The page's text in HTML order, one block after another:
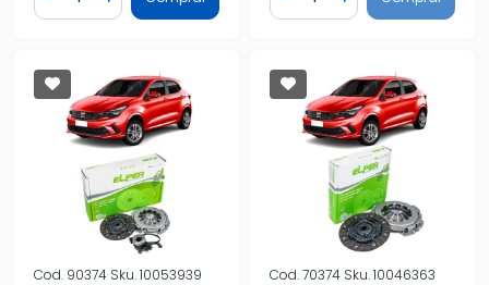
Diminuir Quantidade
Adicionar Quantidade Diminuir Quantidade
Adicionar
Cod. 90374 Sku.10053939 Cod.70374 Sku.10046363